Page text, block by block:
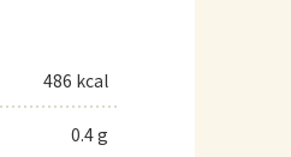
486 kcal
0.4 g